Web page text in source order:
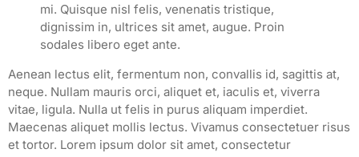
mi. Quisque nisl felis, venenatis tristique,
dignissim in, ultrices sit amet, augue. Proin
sodales libero eget ante.
Aenean lectus elit, fermentum non, convallis id, sagittis at,
neque. Nullam mauris orci, aliquet et, iaculis et, viverra
vitae, ligula. Nulla ut felis in purus aliquam imperdiet.
Maecenas aliquet mollis lectus. Vivamus consectetuer risus
et tortor. Lorem ipsum dolor sit amet, consectetur